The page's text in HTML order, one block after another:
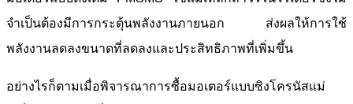
จำเป็นต้องมีการกระตุ้นพลังงานภายนอก ส่งผลให้การใช้
พลังงานลดลงขนาดที่ลดลงและประสิทธิภาพที่เพิ่มขึ้น
อย่างไรก็ตามเมื่อพิจารณาการซื้อมอเตอร์แบบซิงโครนัสแม่